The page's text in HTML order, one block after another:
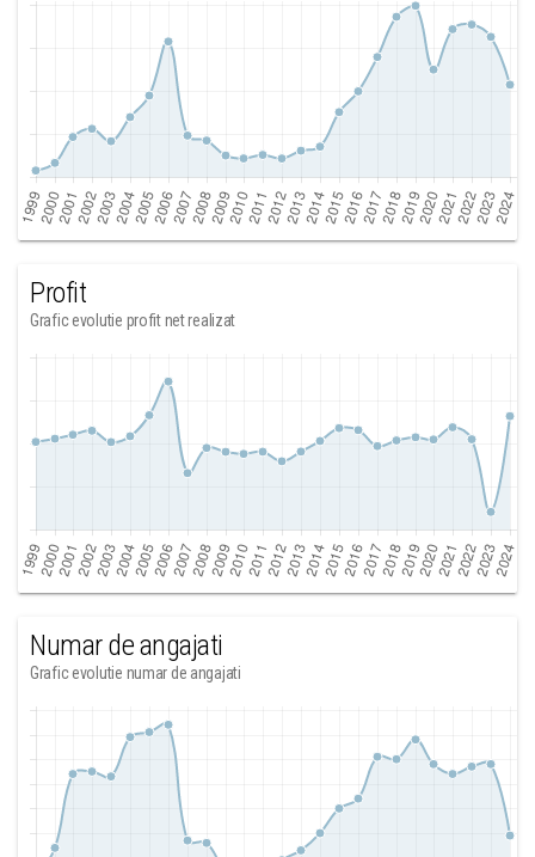
Profit
Grafic evolutie profit net realizat
Numar de angajati
Grafic evolutie numar de angajati